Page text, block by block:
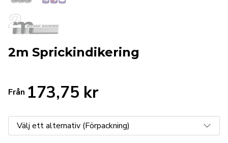
2m Sprickindikering
Från 173,75 kr